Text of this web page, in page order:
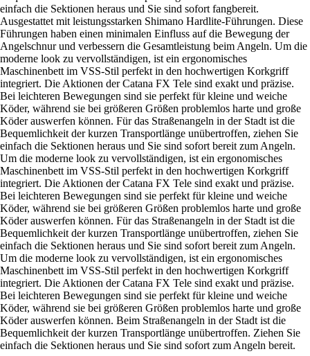
einfach die Sektionen heraus und Sie sind sofort fangbereit.
Ausgestattet mit leistungsstarken Shimano Hardlite-Führungen. Diese
Führungen haben einen minimalen Einfluss auf die Bewegung der
Angelschnur und verbessern die Gesamtleistung beim Angeln. Um die
moderne look zu vervollständigen, ist ein ergonomisches
Maschinenbett im VSS-Stil perfekt in den hochwertigen Korkgriff
integriert. Die Aktionen der Catana FX Tele sind exakt und präzise.
Bei leichteren Bewegungen sind sie perfekt für kleine und weiche
Köder, während sie bei größeren Größen problemlos harte und große
Köder auswerfen können. Für das Straßenangeln in der Stadt ist die
Bequemlichkeit der kurzen Transportlänge unübertroffen, ziehen Sie
einfach die Sektionen heraus und Sie sind sofort bereit zum Angeln.
Um die moderne look zu vervollständigen, ist ein ergonomisches
Maschinenbett im VSS-Stil perfekt in den hochwertigen Korkgriff
integriert. Die Aktionen der Catana FX Tele sind exakt und präzise.
Bei leichteren Bewegungen sind sie perfekt für kleine und weiche
Köder, während sie bei größeren Größen problemlos harte und große
Köder auswerfen können. Für das Straßenangeln in der Stadt ist die
Bequemlichkeit der kurzen Transportlänge unübertroffen, ziehen Sie
einfach die Sektionen heraus und Sie sind sofort bereit zum Angeln.
Um die moderne look zu vervollständigen, ist ein ergonomisches
Maschinenbett im VSS-Stil perfekt in den hochwertigen Korkgriff
integriert. Die Aktionen der Catana FX Tele sind exakt und präzise.
Bei leichteren Bewegungen sind sie perfekt für kleine und weiche
Köder, während sie bei größeren Größen problemlos harte und große
Köder auswerfen können. Beim Straßenangeln in der Stadt ist die
Bequemlichkeit der kurzen Transportlänge unübertroffen. Ziehen Sie
einfach die Sektionen heraus und Sie sind sofort zum Angeln bereit.